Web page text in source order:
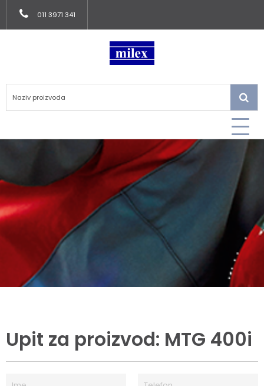
011 3971 341
Upit za proizvod: MTG 400i